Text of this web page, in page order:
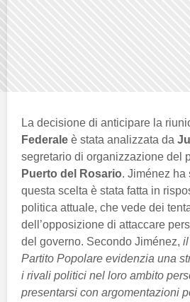
La decisione di anticipare la
Federale è stata analizzata da
segretario di organizzazione del
Puerto del Rosario. Jiménez ha
questa scelta è stata fatta in
politica attuale, che vede dei
dell’opposizione di attaccare
del governo. Secondo Jiménez, il
Partito Popolare evidenzia una
i rivali politici nel loro ambito
presentarsi con argomentazioni